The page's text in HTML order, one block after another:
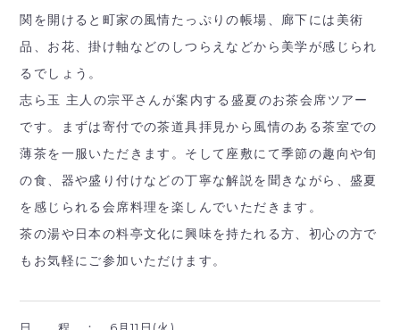
関を開けると町家の風情たっぷりの帳場、廊下には美術
品、お花、掛け軸などのしつらえなどから美学が感じられ
るでしょう。
志ら玉 主人の宗平さんが案内する盛夏のお茶会席ツアー
です。まずは寄付での茶道具拝見から風情のある茶室での
薄茶を一服いただきます。そして座敷にて季節の趣向や旬
の食、器や盛り付けなどの丁寧な解説を聞きながら、盛夏
を感じられる会席料理を楽しんでいただきます。
茶の湯や日本の料亭文化に興味を持たれる方、初心の方で
もお気軽にご参加いただけます。
日 程 ： 6月11日(火)